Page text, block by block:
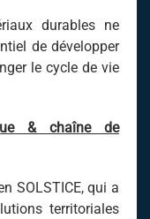
durables ne
de développer
le cycle de vie
& chaîne de
SOLSTICE, qui a
territoriales